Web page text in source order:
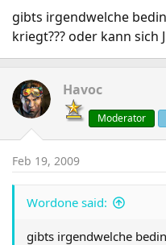
gibts irgendwelche
kriegt??? oder kann sich
Havoc
Moderator
Feb 19, 2009
Wordone said:
gibts irgendwelche